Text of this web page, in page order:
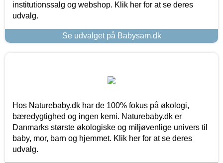
institutionssalg og webshop. Klik her for at se deres
udvalg.
Se udvalget på Babysam.dk
Hos Naturebaby.dk har de 100% fokus på økologi,
bæredygtighed og ingen kemi. Naturebaby.dk er
Danmarks største økologiske og miljøvenlige univers til
baby, mor, barn og hjemmet. Klik her for at se deres
udvalg.